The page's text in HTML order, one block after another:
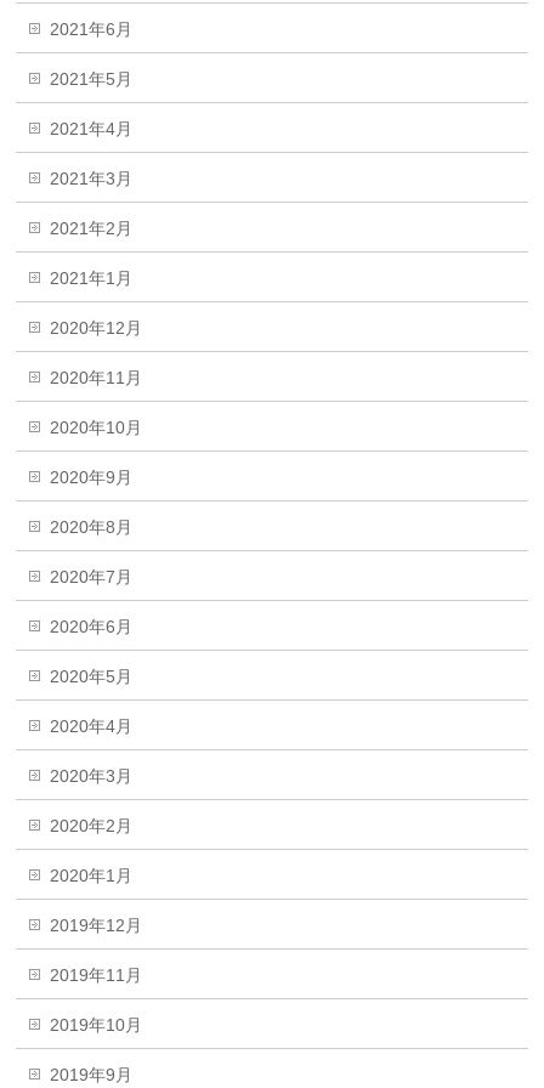
2021年6月
2021年5月
2021年4月
2021年3月
2021年2月
2021年1月
2020年12月
2020年11月
2020年10月
2020年9月
2020年8月
2020年7月
2020年6月
2020年5月
2020年4月
2020年3月
2020年2月
2020年1月
2019年12月
2019年11月
2019年10月
2019年9月